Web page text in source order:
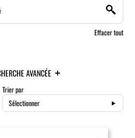
Effacer tout
AVANCÉE
Trier par
Sélectionner